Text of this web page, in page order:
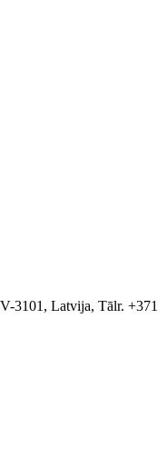
3101, Latvija, Tālr. +371